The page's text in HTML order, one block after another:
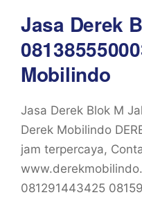
Jasa Derek
Mobilindo
Jasa Derek Blok M
Derek Mobilindo
jam terpercaya,
081291443425